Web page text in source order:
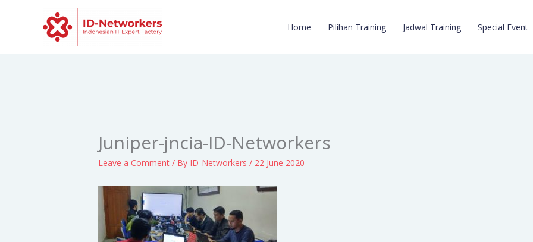
Home Pilihan Training Jadwal Training Special Event
Juniper-jncia-ID-Networkers
Leave a Comment / By ID-Networkers/ 22 June 2020